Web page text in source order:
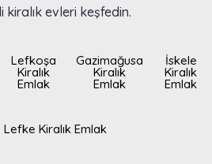
evleri keşfedin.
Lefkoşa
Kiralık
Emlak
Gazimağusa
Kiralık
Emlak
İskele
Kiralık
Emlak
Lefke Kiralık Emlak